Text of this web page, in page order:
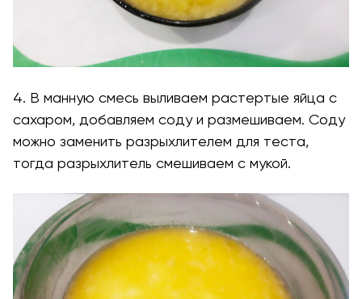
4. В манную смесь выливаем растертые яйца с
сахаром, добавляем соду и размешиваем. Соду
можно заменить разрыхлителем для теста,
тогда разрыхлитель смешиваем с мукой.